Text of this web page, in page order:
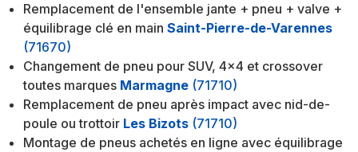
Remplacement de l'ensemble jante + pneu + valve +
équilibrage clé en main Saint-Pierre-de-Varennes
(71670)
Changement de pneu pour SUV, 4x4 et crossover
toutes marques Marmagne (71710)
Remplacement de pneu après impact avec nid-de-
poule ou trottoir Les Bizots (71710)
Montage de pneus achetés en ligne avec équilibrage